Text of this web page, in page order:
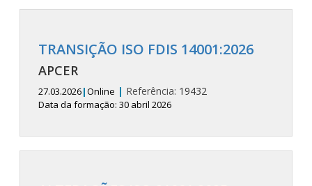
TRANSIÇÃO ISO FDIS 14001:2026
APCER
27.03.2026|Online | Referência: 19432
Data da formação: 30 abril 2026